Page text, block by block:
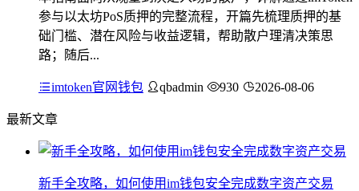
参与以太坊PoS质押的完整流程，开篇先梳理质押的基
础门槛、潜在风险与收益逻辑，帮助散户理清决策思
路；随后...
imtoken官网钱包 qbadmin 930 2026-08-06
最新文章
新手全攻略，如何使用im钱包安全完成数字资产交易